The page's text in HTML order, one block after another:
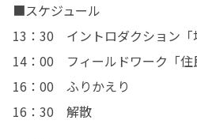
■スケジュール
13：30　イントロダクション「
14：00　フィールドワーク「住
16：00　ふりかえり
16：30　解散